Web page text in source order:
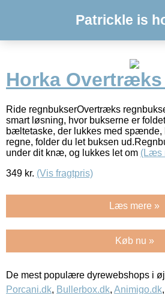
Patrickle is
Horka
Ride regnbukserOvertræks
smart løsning, hvor bukserne er
bæltetaske, der lukkes med spænde,
regne, folder du let buksen
under dit knæ, og lukkes let om (Læs
349 kr. (Vis fragtpris)
Læs mere »
Køb nu »
De mest populære dyrewebshops i
Porcani.dk, Bullerbox.dk, Animigo.dk,